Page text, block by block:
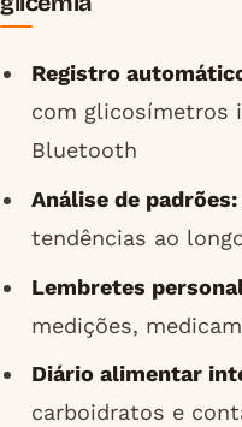
Registro
com glicosímetros
Bluetooth
Análise de padrões:
tendências ao
Lembretes
medições,
Diário alimentar
carboidratos e